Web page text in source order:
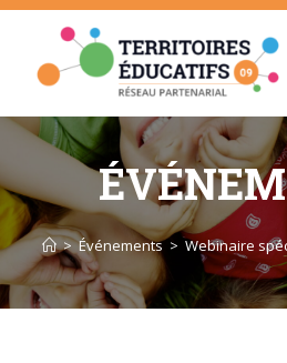
Skip
content
> Événements > Webinaire